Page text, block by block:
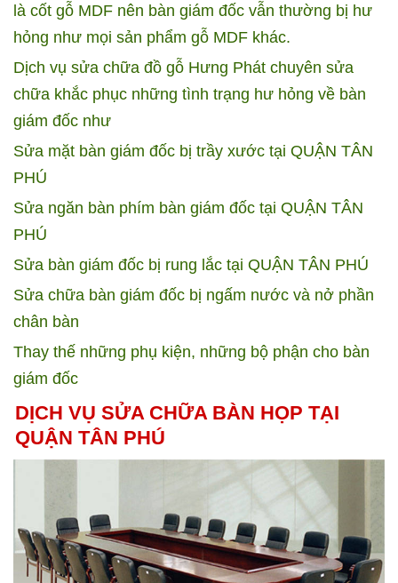
là cốt gỗ MDF nên bàn giám đốc vẫn thường bị hư
hỏng như mọi sản phẩm gỗ MDF khác.
Dịch vụ sửa chữa đồ gỗ Hưng Phát chuyên sửa
chữa khắc phục những tình trạng hư hỏng về bàn
giám đốc như
Sửa mặt bàn giám đốc bị trầy xước tại QUẬN TÂN
PHÚ
Sửa ngăn bàn phím bàn giám đốc tại QUẬN TÂN
PHÚ
Sửa bàn giám đốc bị rung lắc tại QUẬN TÂN PHÚ
Sửa chữa bàn giám đốc bị ngấm nước và nở phần
chân bàn
Thay thế những phụ kiện, những bộ phận cho bàn
giám đốc
DỊCH VỤ SỬA CHỮA BÀN HỌP TẠI
QUẬN TÂN PHÚ